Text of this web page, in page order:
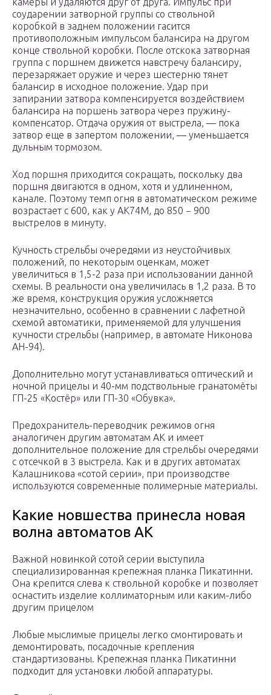
соударении затворной группы со ствольной
коробкой в заднем положении гасится
противоположным импульсом балансира на другом
конце ствольной коробки. После отскока затворная
группа с поршнем движется навстречу балансиру,
перезаряжает оружие и через шестерню тянет
балансир в исходное положение. Удар при
запирании затвора компенсируется воздействием
балансира на поршень затвора через пружину-
компенсатор. Отдача оружия от выстрела, — пока
затвор еще в запертом положении, — уменьшается
дульным тормозом.
Ход поршня приходится сокращать, поскольку два
поршня двигаются в одном, хотя и удлиненном,
канале. Поэтому темп огня в автоматическом режиме
возрастает с 600, как у АК74М, до 850 − 900
выстрелов в минуту.
Кучность стрельбы очередями из неустойчивых
положений, по некоторым оценкам, может
увеличиться в 1,5-2 раза при использовании данной
схемы. В реальности она увеличилась в 1,2 раза. В то
же время, конструкция оружия усложняется
незначительно, особенно в сравнении с лафетной
схемой автоматики, применяемой для улучшения
кучности стрельбы (например, в автомате Никонова
АН-94).
Дополнительно могут устанавливаться оптический и
ночной прицелы и 40-мм подствольные гранатомёты
ГП-25 «Костёр» или ГП-30 «Обувка».
Предохранитель-переводчик режимов огня
аналогичен другим автоматам АК и имеет
дополнительное положение для стрельбы очередями
с отсечкой в 3 выстрела. Как и в других автоматах
Калашникова «сотой серии», при производстве
используются современные полимерные материалы.
Какие новшества принесла новая
волна автоматов АК
Важной новинкой сотой серии выступила
специализированная крепежная планка Пикатинни.
Она крепится слева к ствольной коробке и позволяет
оснастить изделие коллиматорным или каким-либо
другим прицелом
Любые мыслимые прицелы легко смонтировать и
демонтировать, посадочные крепления
стандартизованы. Крепежная планка Пикатинни
подходит для установки любой аппаратуры.